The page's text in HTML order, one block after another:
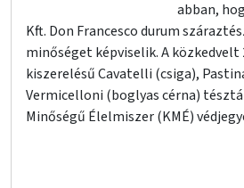
abban,
Kft. Don Francesco durum
minőséget képviselik. A közkedvelt
kiszerelésű Cavatelli (csiga),
Vermicelloni (boglyas cérna)
Minőségű Élelmiszer (KMÉ)